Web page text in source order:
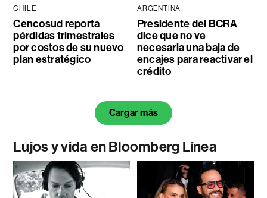
CHILE
Cencosud reporta
pérdidas trimestrales
por costos de su nuevo
plan estratégico
ARGENTINA
Presidente del BCRA
dice que no ve
necesaria una baja de
encajes para reactivar el
crédito
Cargar más
Lujos y vida en Bloomberg Línea